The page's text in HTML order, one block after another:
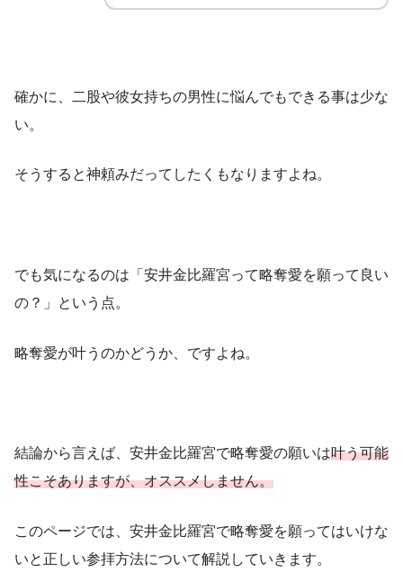
確かに、二股や彼女持ちの男性に悩んでもできる事は少な
い。
そうすると神頼みだってしたくもなりますよね。
でも気になるのは「安井金比羅宮って略奪愛を願って良い
の？」という点。
略奪愛が叶うのかどうか、ですよね。
結論から言えば、安井金比羅宮で略奪愛の願いは叶う可能
性こそありますが、オススメしません。
このページでは、安井金比羅宮で略奪愛を願ってはいけな
いと正しい参拝方法について解説していきます。